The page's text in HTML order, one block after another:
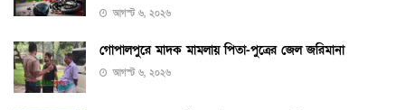
আগস্ট ৬, ২০২৬
গোপালপুরে মাদক মামলায় পিতা-পুত্রের জেল জরিমানা
আগস্ট ৬, ২০২৬